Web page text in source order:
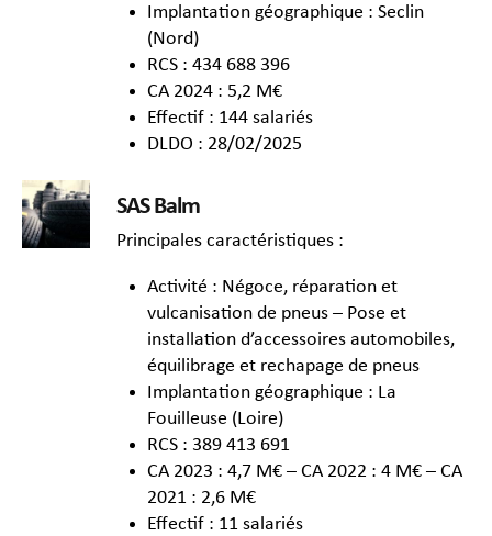
Implantation géographique : Seclin
(Nord)
RCS : 434 688 396
CA 2024 : 5,2 M€
Effectif : 144 salariés
DLDO : 28/02/2025
SAS Balm
Principales caractéristiques :
Activité : Négoce, réparation et
vulcanisation de pneus – Pose et
installation d’accessoires automobiles,
équilibrage et rechapage de pneus
Implantation géographique : La
Fouilleuse (Loire)
RCS : 389 413 691
CA 2023 : 4,7 M€ – CA 2022 : 4 M€ – CA
2021 : 2,6 M€
Effectif : 11 salariés